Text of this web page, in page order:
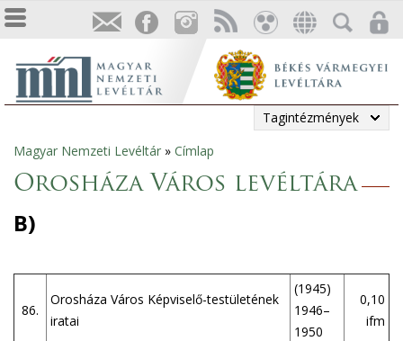
Tagintézmények
Jelenlegi
hely
Magyar Nemzeti Levéltár » Címlap
Orosháza Város levéltára
B)
86.
Orosháza Város Képviselő-testületének
iratai
(1945)
1946–
1950
0,10
ifm